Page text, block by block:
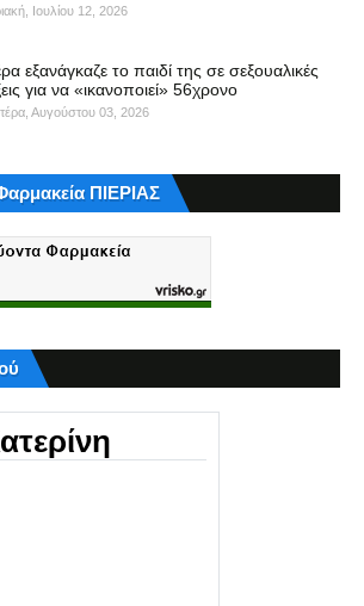
Ιουλίου 12, 2026
εξανάγκαζε το παιδί της σε σεξουαλικές
για να «ικανοποιεί» 56χρονο
Αυγούστου 03, 2026
ΠΙΕΡΙΑΣ